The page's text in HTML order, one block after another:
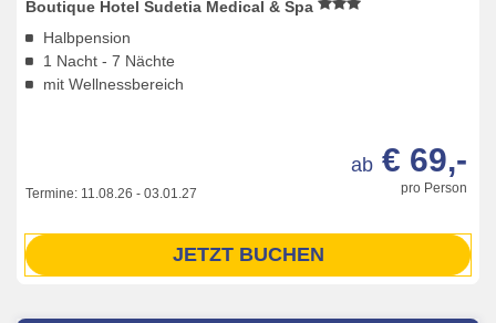
Boutique Hotel Sudetia Medical & Spa
Halbpension
1 Nacht - 7 Nächte
mit Wellnessbereich
Termine: 11.08.26 - 03.01.27 pro Person
ab € 69,-
JETZT BUCHEN